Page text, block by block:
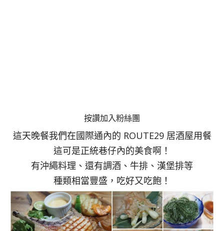
按讚加入粉絲團
這天晚餐我們在國際通內的 ROUTE29 居酒屋用餐
這可是正統巷仔內的美食啊！
有沖繩料理、還有調酒、牛排、漢堡排等
種類相當豐盛，吃好又吃飽！